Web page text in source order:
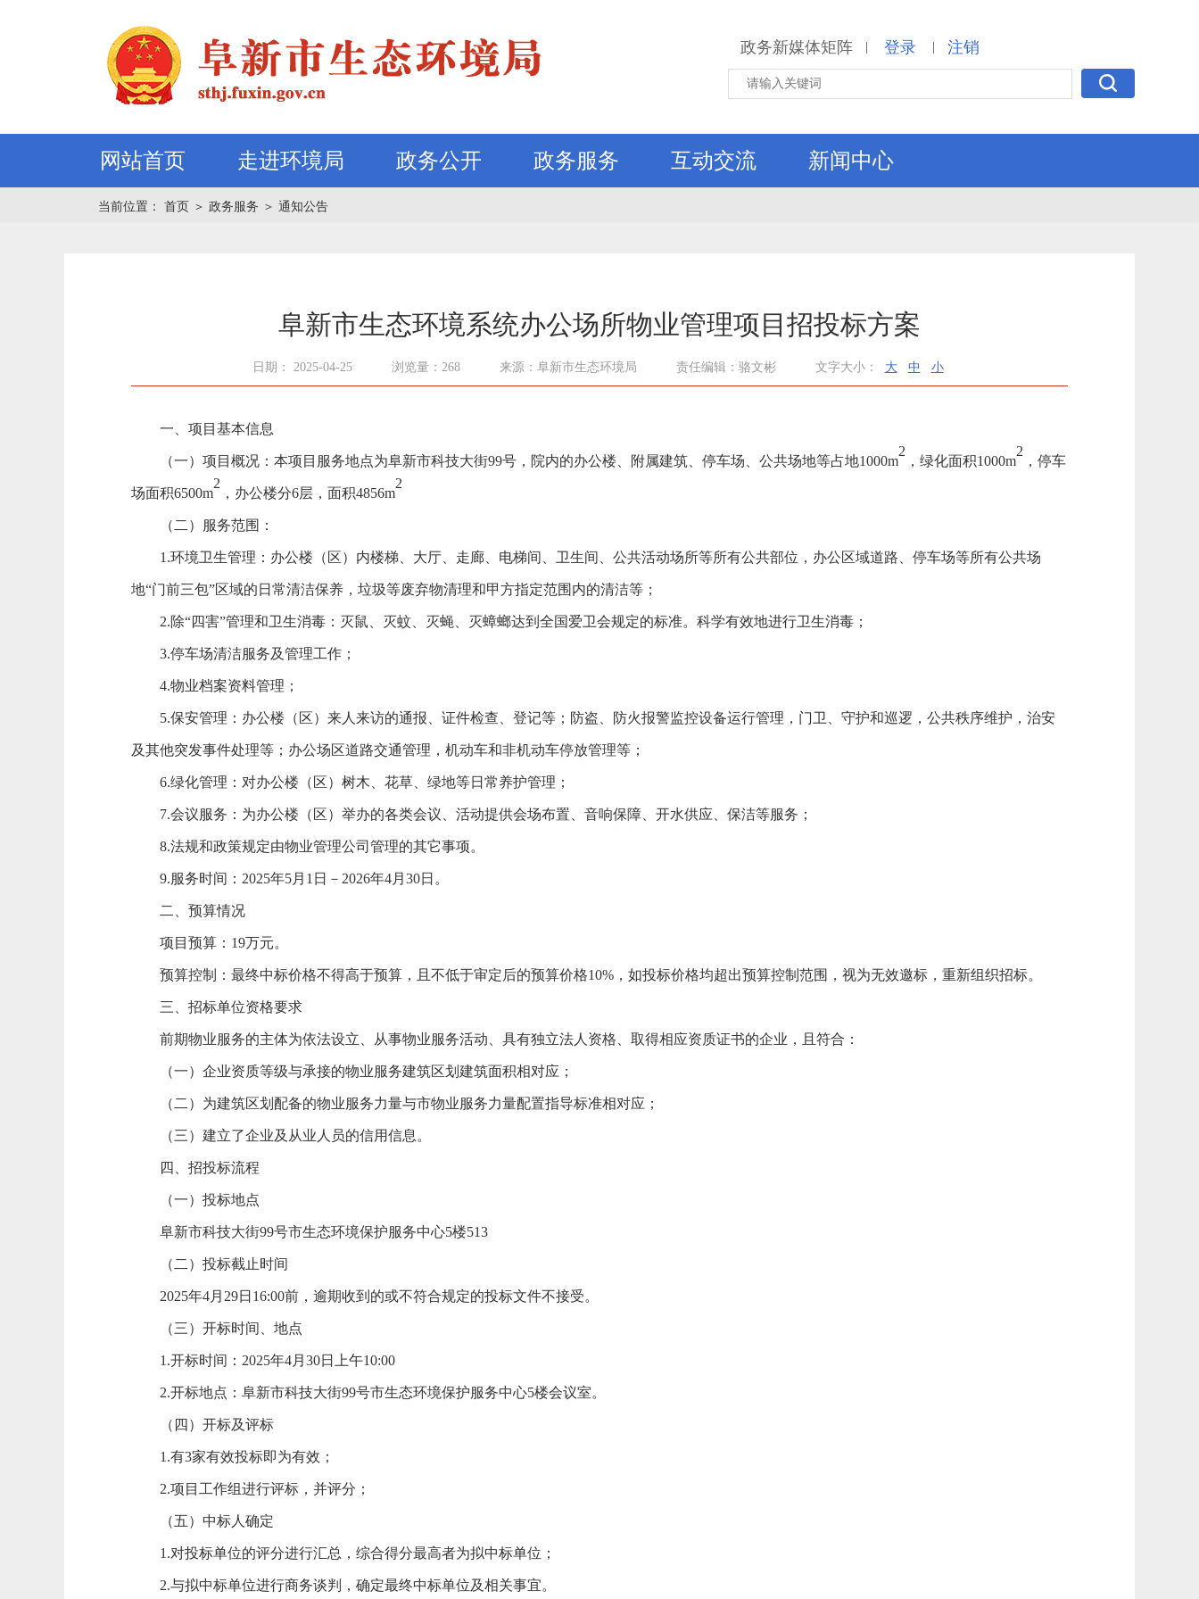
政务新媒体矩阵 | 登录 | 注销
网站首页 走进环境局 政务公开 政务服务 互动交流 新闻中心
当前位置： 首页 ＞ 政务服务 ＞ 通知公告
阜新市生态环境系统办公场所物业管理项目招投标方案
日期： 2025-04-25 浏览量：268 来源：阜新市生态环境局 责任编辑：骆文彬 文字大小： 大 中 小
一、项目基本信息
（一）项目概况： 本项目服务地点为阜新市科技大街99号，院内的办公楼、附属建筑、停车场、公共场地等占地1000m
2
，绿化面积1000m
2
，停车
场面积6500m
2
，办公楼分6层，面积4856m
2
（二）服务范围：
1.环境卫生管理：办公楼（区）内楼梯、大厅、走廊、电梯间、卫生间、公共活动场所等所有公共部位，办公区域道路、停车场等所有公共场
地“门前三包”区域的日常清洁保养，垃圾等废弃物清理和甲方指定范围内的清洁等；
2.除“四害”管理和卫生消毒：灭鼠、灭蚊、灭蝇、灭蟑螂达到全国爱卫会规定的标准。科学有效地进行卫生消毒；
3.停车场清洁服务及管理工作；
4.物业档案资料管理；
5.保安管理：办公楼（区）来人来访的通报、证件检查、登记等；防盗、防火报警监控设备运行管理，门卫、守护和巡逻，公共秩序维护，治安
及其他突发事件处理等；办公场区道路交通管理，机动车和非机动车停放管理等；
6.绿化管理：对办公楼（区）树木、花草、绿地等日常养护管理；
7.会议服务：为办公楼（区）举办的各类会议、活动提供会场布置、音响保障、开水供应、保洁等服务；
8.法规和政策规定由物业管理公司管理的其它事项。
9.服务时间：2025年5月1日－2026年4月30日。
二、预算情况
项目预算： 19万元。
预算控制： 最终中标价格不得高于预算，且不低于审定后的预算价格10%，如投标价格均超出预算控制范围，视为无效邀标，重新组织招标。
三、招标单位资格要求
前期物业服务的主体为依法设立、从事物业服务活动、具有独立法人资格、取得相应资质证书的企业，且符合：
（一）企业资质等级与承接的物业服务建筑区划建筑面积相对应；
（二）为建筑区划配备的物业服务力量与市物业服务力量配置指导标准相对应；
（三）建立了企业及从业人员的信用信息。
四、招投标流程
（一）投标地点
阜新市科技大街99号市生态环境保护服务中心5楼513
（二）投标截止时间
2025年4月29日 16:00前，逾期收到的或不符合规定的投标文件不接受。
（三）开标时间、地点
1.开标时间：2025年4月30日上午10:00
2.开标地点：阜新市科技大街99号市生态环境保护服务中心5楼会议室。
（四）开标及评标
1.有3家有效投标即为有效；
2.项目工作组进行评标，并评分；
（五）中标人确定
1.对投标单位的评分进行汇总，综合得分最高者为拟中标单位；
2.与拟中标单位进行商务谈判，确定最终中标单位及相关事宜。